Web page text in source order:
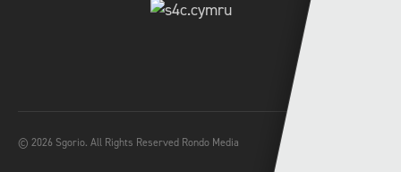
© 2026 Sgorio. All Rights Reserved Rondo Media